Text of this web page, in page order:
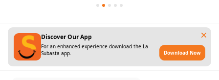
Discover Our App
For an enhanced experience download the La
Subasta app.
Download Now